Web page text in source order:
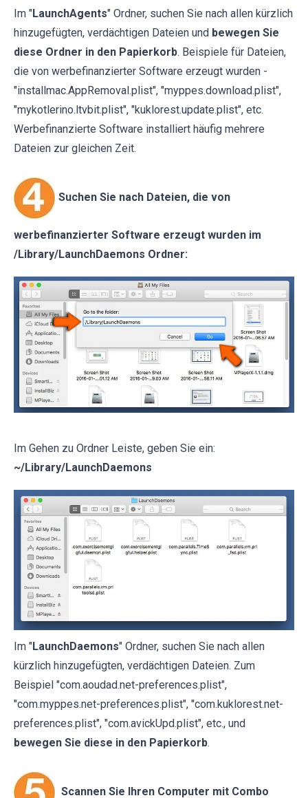
Im "LaunchAgents" Ordner, suchen Sie nach allen kürzlich
hinzugefügten, verdächtigen Dateien und bewegen Sie
diese Ordner in den Papierkorb. Beispiele für Dateien,
die von werbefinanzierter Software erzeugt wurden -
"installmac.AppRemoval.plist", "myppes.download.plist",
"mykotlerino.ltvbit.plist", "kuklorest.update.plist", etc.
Werbefinanzierte Software installiert häufig mehrere
Dateien zur gleichen Zeit.
Suchen Sie nach Dateien, die von
werbefinanzierter Software erzeugt wurden im
/Library/LaunchDaemons Ordner:
Im Gehen zu Ordner Leiste, geben Sie ein:
~/Library/LaunchDaemons
Im "LaunchDaemons" Ordner, suchen Sie nach allen
kürzlich hinzugefügten, verdächtigen Dateien. Zum
Beispiel "com.aoudad.net-preferences.plist",
"com.myppes.net-preferences.plist", "com.kuklorest.net-
preferences.plist", "com.avickUpd.plist", etc., und
bewegen Sie diese in den Papierkorb.
Scannen Sie Ihren Computer mit Combo